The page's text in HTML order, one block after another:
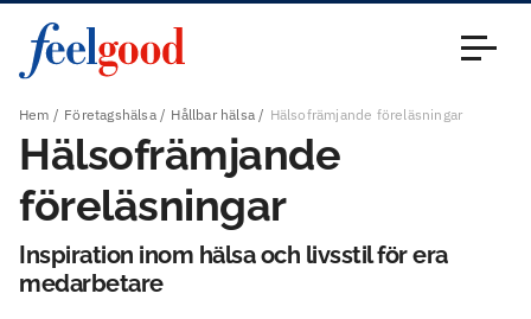
Hem Företagshälsa Hållbar hälsa Hälsofrämjande föreläsningar
Hälsofrämjande
föreläsningar
Inspiration inom hälsa och livsstil för era
medarbetare